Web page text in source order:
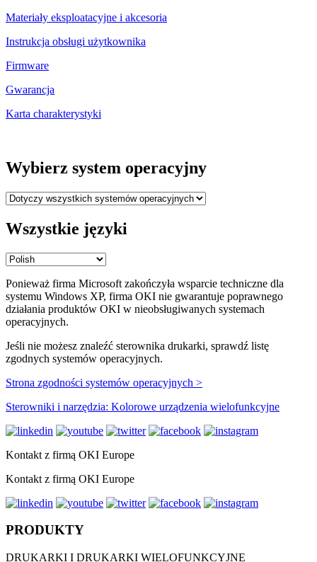
Materiały eksploatacyjne i akcesoria
Instrukcja obsługi użytkownika
Firmware
Gwarancja
Karta charakterystyki
Wybierz system operacyjny
Wszystkie języki
Ponieważ firma Microsoft zakończyła wsparcie techniczne dla
systemu Windows XP, firma OKI nie gwarantuje poprawnego
działania produktów OKI w nieobsługiwanych systemach
operacyjnych.
Jeśli nie możesz znaleźć sterownika drukarki, sprawdź listę
zgodnych systemów operacyjnych.
Strona zgodności systemów operacyjnych >
Sterowniki i narzędzia: Kolorowe urządzenia wielofunkcyjne
Kontakt z firmą OKI Europe
Kontakt z firmą OKI Europe
PRODUKTY
DRUKARKI I DRUKARKI WIELOFUNKCYJNE